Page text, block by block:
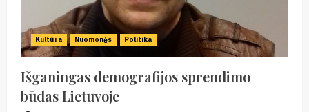
Kultūra Nuomonės Politika
Išganingas demografijos sprendimo
būdas Lietuvoje